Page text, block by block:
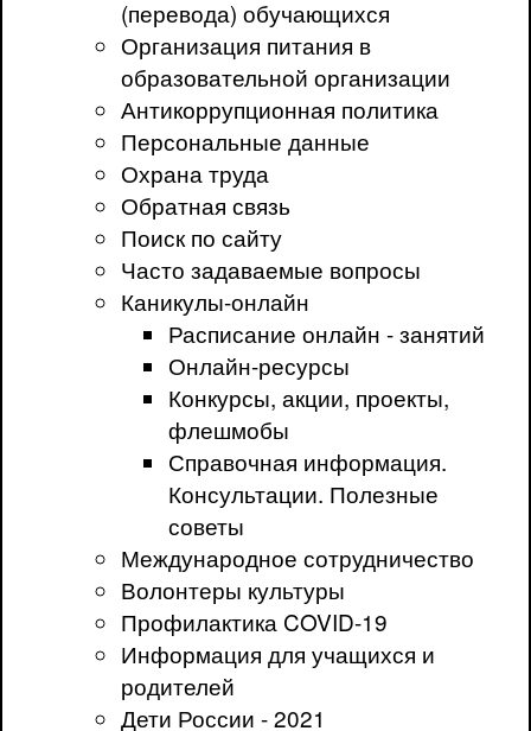
(перевода) обучающихся
Организация питания в
образовательной организации
Антикоррупционная политика
Персональные данные
Охрана труда
Обратная связь
Поиск по сайту
Часто задаваемые вопросы
Каникулы-онлайн
Расписание онлайн - занятий
Онлайн-ресурсы
Конкурсы, акции, проекты,
флешмобы
Справочная информация.
Консультации. Полезные
советы
Международное сотрудничество
Волонтеры культуры
Профилактика COVID-19
Информация для учащихся и
родителей
Дети России - 2021